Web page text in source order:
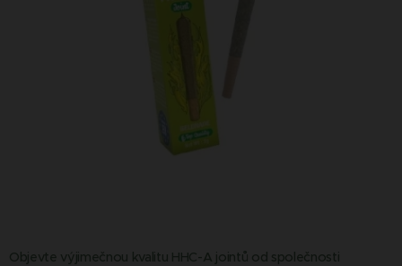
Objevte výjimečnou kvalitu HHC-A jointů od společnosti